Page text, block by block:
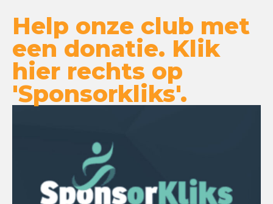
Help onze club met
een donatie. Klik
hier rechts op
'Sponsorkliks'.